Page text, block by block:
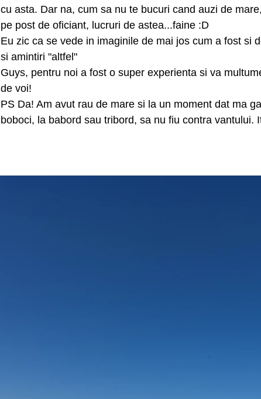
cu asta. Dar na, cum sa nu te bucuri cand auzi de
pe post de oficiant, lucruri de astea...faine :D
Eu zic ca se vede in imaginile de mai jos cum a fost si
si amintiri "altfel"
Guys, pentru noi a fost o super experienta si va
de voi!
PS Da! Am avut rau de mare si la un moment dat ma
boboci, la babord sau tribord, sa nu fiu contra vantului.